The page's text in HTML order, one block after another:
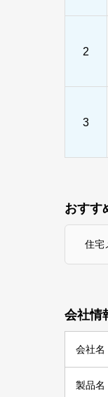
2
3
おすす
住宅
会社情
会社名
製品名